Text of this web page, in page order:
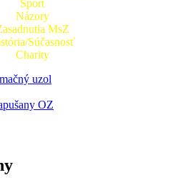
Šport
Názory
MsZ
Súčasnosť
Charity
uzol
OZ